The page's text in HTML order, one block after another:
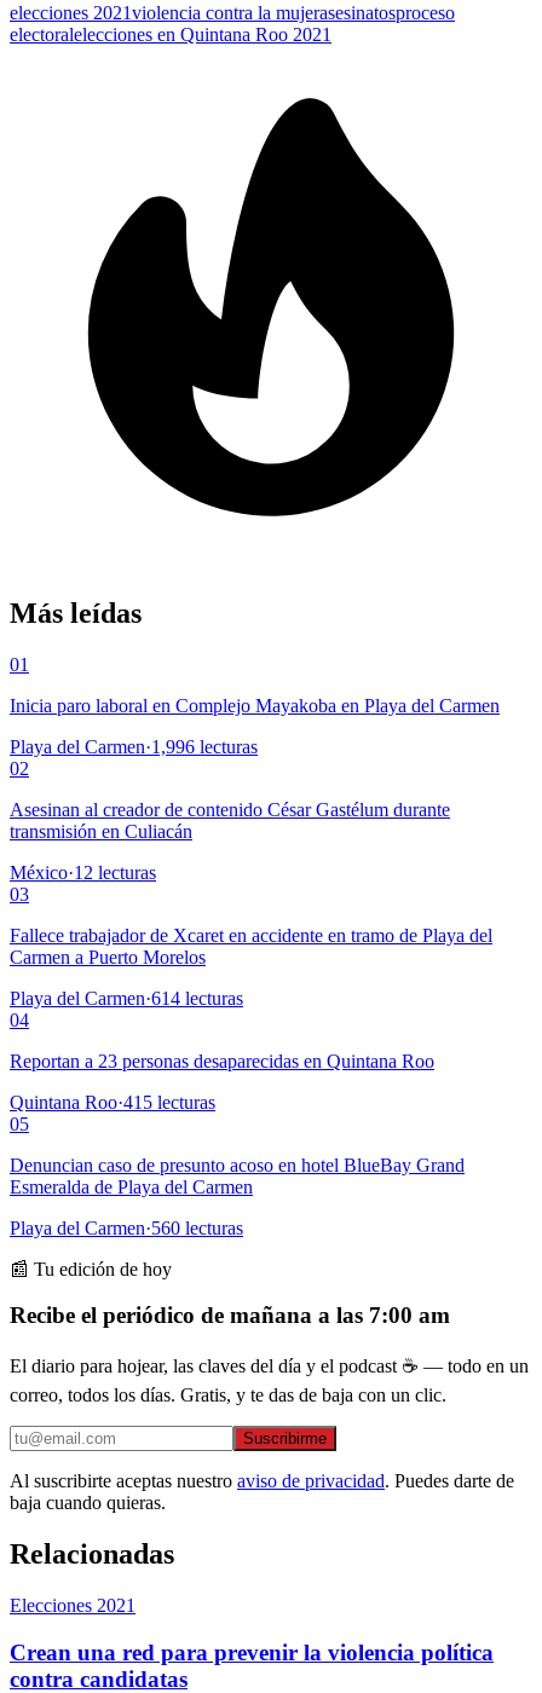
elecciones 2021violencia contra la mujerasesinatosproceso
electoralelecciones en Quintana Roo 2021
Más leídas
01
Inicia paro laboral en Complejo Mayakoba en Playa del Carmen
Playa del Carmen·1,996 lecturas
02
Asesinan al creador de contenido César Gastélum durante
transmisión en Culiacán
México·12 lecturas
03
Fallece trabajador de Xcaret en accidente en tramo de Playa del
Carmen a Puerto Morelos
Playa del Carmen·614 lecturas
04
Reportan a 23 personas desaparecidas en Quintana Roo
Quintana Roo·415 lecturas
05
Denuncian caso de presunto acoso en hotel BlueBay Grand
Esmeralda de Playa del Carmen
Playa del Carmen·560 lecturas
📰 Tu edición de hoy
Recibe el periódico de mañana a las 7:00 am
El diario para hojear, las claves del día y el podcast ☕ — todo en un
correo, todos los días. Gratis, y te das de baja con un clic.
Suscribirme
Al suscribirte aceptas nuestro aviso de privacidad. Puedes darte de
baja cuando quieras.
Relacionadas
Elecciones 2021
Crean una red para prevenir la violencia política
contra candidatas